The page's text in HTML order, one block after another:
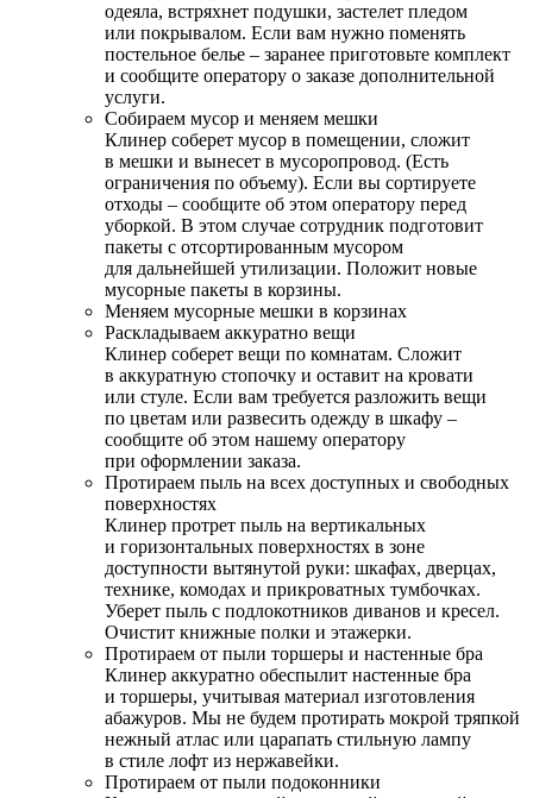
одеяла, встряхнет подушки, застелет пледом
или покрывалом. Если вам нужно поменять
постельное белье – заранее приготовьте комплект
и сообщите оператору о заказе дополнительной
услуги.
Собираем мусор и меняем мешки
Клинер соберет мусор в помещении, сложит
в мешки и вынесет в мусоропровод. (Есть
ограничения по объему). Если вы сортируете
отходы – сообщите об этом оператору перед
уборкой. В этом случае сотрудник подготовит
пакеты с отсортированным мусором
для дальнейшей утилизации. Положит новые
мусорные пакеты в корзины.
Меняем мусорные мешки в корзинах
Раскладываем аккуратно вещи
Клинер соберет вещи по комнатам. Сложит
в аккуратную стопочку и оставит на кровати
или стуле. Если вам требуется разложить вещи
по цветам или развесить одежду в шкафу –
сообщите об этом нашему оператору
при оформлении заказа.
Протираем пыль на всех доступных и свободных
поверхностях
Клинер протрет пыль на вертикальных
и горизонтальных поверхностях в зоне
доступности вытянутой руки: шкафах, дверцах,
технике, комодах и прикроватных тумбочках.
Уберет пыль с подлокотников диванов и кресел.
Очистит книжные полки и этажерки.
Протираем от пыли торшеры и настенные бра
Клинер аккуратно обеспылит настенные бра
и торшеры, учитывая материал изготовления
абажуров. Мы не будем протирать мокрой тряпкой
нежный атлас или царапать стильную лампу
в стиле лофт из нержавейки.
Протираем от пыли подоконники